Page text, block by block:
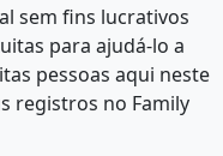
sem fins lucrativos
para ajudá-lo a
pessoas aqui neste
registros no Family